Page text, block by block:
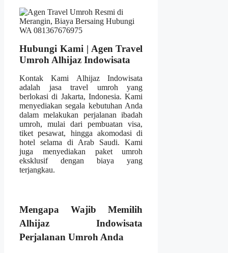
Hubungi Kami | Agen Travel
Umroh Alhijaz Indowisata
Kontak Kami Alhijaz Indowisata
adalah jasa travel umroh yang
berlokasi di Jakarta, Indonesia. Kami
menyediakan segala kebutuhan Anda
dalam melakukan perjalanan ibadah
umroh, mulai dari pembuatan visa,
tiket pesawat, hingga akomodasi di
hotel selama di Arab Saudi. Kami
juga menyediakan paket umroh
eksklusif dengan biaya yang
terjangkau.
Mengapa Wajib Memilih
Alhijaz Indowisata
Perjalanan Umroh Anda